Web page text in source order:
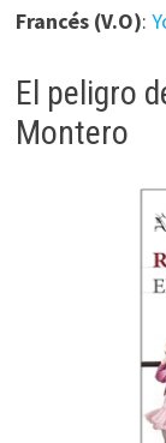
Francés (V.O):
El peligro
Montero